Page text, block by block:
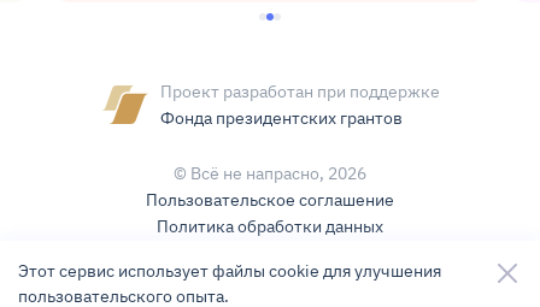
Проект разработан при поддержке
Фонда президентских грантов
© Всё не напрасно, 2026
Пользовательское соглашение
Политика обработки данных
Этот сервис использует файлы cookie для улучшения
пользовательского опыта.